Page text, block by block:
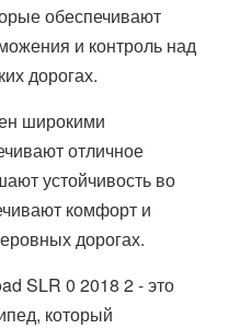
обеспечивают
и контроль над
дорогах.
широкими
отличное
устойчивость во
комфорт и
дорогах.
SLR 0 2018 2 - это
который